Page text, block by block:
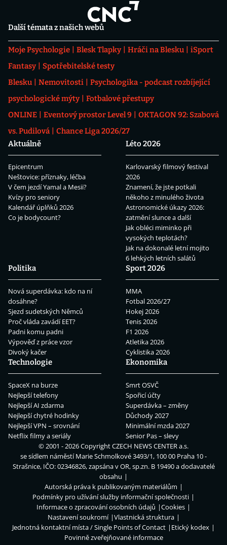
Další témata z našich webů
Moje Psychologie Blesk Tlapky Hráči na Blesku
iSport
Fantasy
Spotřebitelské testy
Blesku
Nemovitosti
Psychologika - podcast rozbíjející
psychologické mýty
Fotbalové přestupy
ONLINE
Eventový prostor Level 9
OKTAGON 92: Szabová
vs. Pudilová
Chance Liga 2026/27
Aktuálně
Epicentrum
Neštovice: příznaky, léčba
V čem jezdí Yamal a Mesii?
Kvízy pro seniory
Kalendář úplňků 2026
Co je bodycount?
Léto 2026
Karlovarský filmový festival
2026
Znamení, že jste potkali
někoho z minulého života
Astronomické úkazy 2026:
zatmění slunce a další
Jak obléci miminko při
vysokých teplotách?
Jak na dokonalé letní mojito
6 lehkých letních salátů
Politika
Nová superdávka: kdo na ní
dosáhne?
Sjezd sudetských Němců
Proč vláda zavádí EET?
Padni komu padni
Výpověď z práce vzor
Divoký kačer
Sport 2026
MMA
Fotbal 2026/27
Hokej 2026
Tenis 2026
F1 2026
Atletika 2026
Cyklistika 2026
Technologie
SpaceX na burze
Nejlepší telefony
Nejlepší AI zdarma
Nejlepší chytré hodinky
Nejlepší VPN – srovnání
Netflix filmy a seriály
Ekonomika
Smrt OSVČ
Spořicí účty
Superdávka – změny
Důchody 2027
Minimální mzda 2027
Senior Pas – slevy
© 2001 - 2026 CopyrightCZECH NEWS CENTER a.s.
se sídlem náměstí Marie Schmolkové 3493/1, 100 00 Praha 10 -
Strašnice, IČO: 02346826, zapsána v OR, sp.zn. B 19490 a dodavatelé
obsahu
Autorská práva k publikovaným materiálům
Podmínky pro užívání služby informační společnosti
Informace o zpracování osobních údajů
Cookies
Nastavení soukromí
Vlastnická struktura
Jednotná kontaktní místa / Single Points of Contact
Etický kodex
Povinně zveřejňované informace